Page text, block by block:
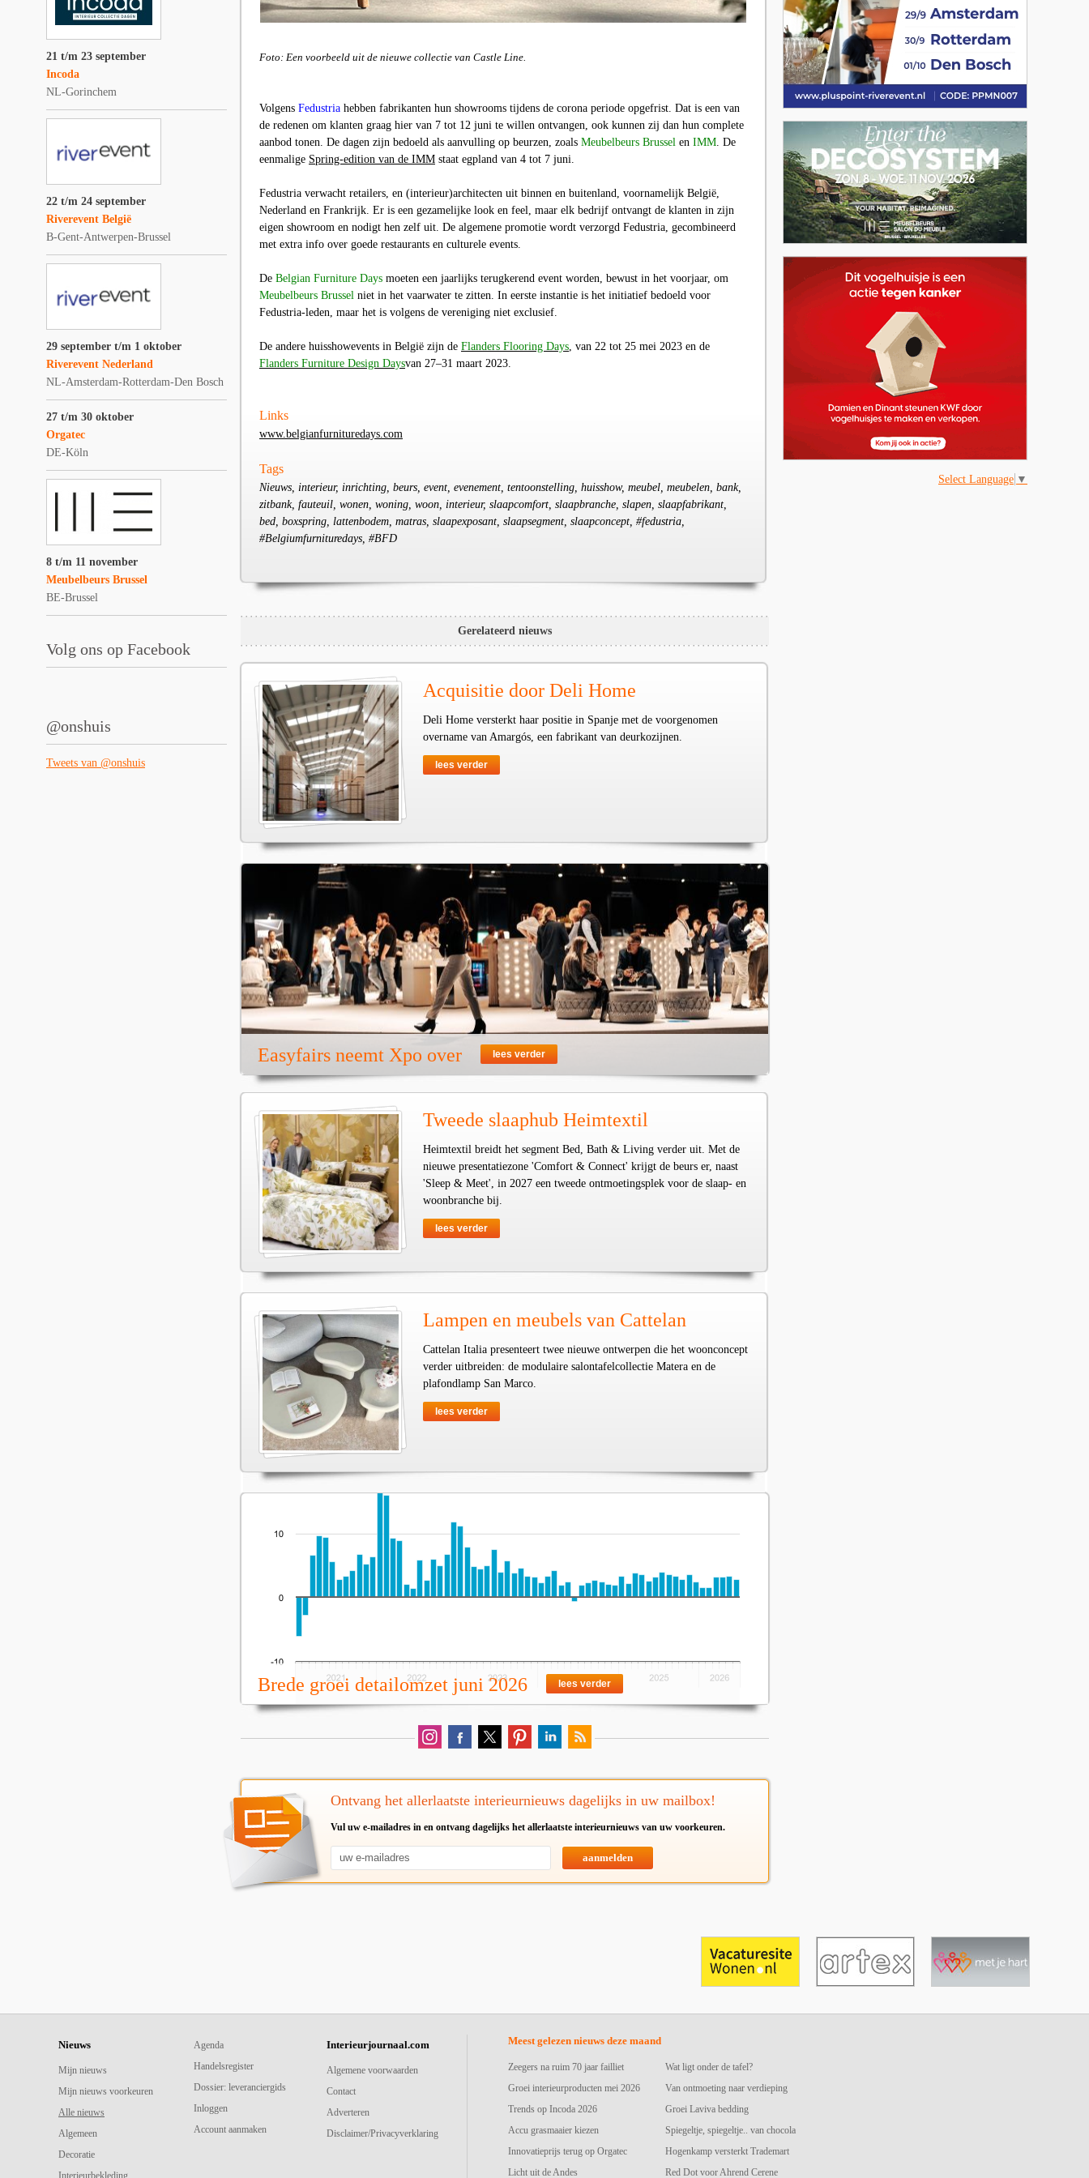
21 t/m 23 september
Incoda
NL-Gorinchem
22 t/m 24 september
Riverevent België
B-Gent-Antwerpen-Brussel
29 september t/m 1 oktober
Riverevent Nederland
NL-Amsterdam-Rotterdam-Den Bosch
27 t/m 30 oktober
Orgatec
DE-Köln
8 t/m 11 november
Meubelbeurs Brussel
BE-Brussel
Volg ons op Facebook
@onshuis
Tweets van @onshuis
Foto: Een voorbeeld uit de nieuwe collectie van Castle Line.
Volgens Fedustria hebben fabrikanten hun showrooms tijdens de corona periode opgefrist. Dat is een van
de redenen om klanten graag hier van 7 tot 12 juni te willen ontvangen, ook kunnen zij dan hun complete
aanbod tonen. De dagen zijn bedoeld als aanvulling op beurzen, zoals Meubelbeurs Brussel en IMM. De
eenmalige Spring-edition van de IMM staat egpland van 4 tot 7 juni.
Fedustria verwacht retailers, en (interieur)architecten uit binnen en buitenland, voornamelijk België,
Nederland en Frankrijk. Er is een gezamelijke look en feel, maar elk bedrijf ontvangt de klanten in zijn
eigen showroom en nodigt hen zelf uit. De algemene promotie wordt verzorgd Fedustria, gecombineerd
met extra info over goede restaurants en culturele events.
De Belgian Furniture Days moeten een jaarlijks terugkerend event worden, bewust in het voorjaar, om
Meubelbeurs Brussel niet in het vaarwater te zitten. In eerste instantie is het initiatief bedoeld voor
Fedustria-leden, maar het is volgens de vereniging niet exclusief.
De andere huisshowevents in België zijn de Flanders Flooring Days, van 22 tot 25 mei 2023 en de
Flanders Furniture Design Daysvan 27–31 maart 2023.
Links
www.belgianfurnituredays.com
Tags
Nieuws, interieur, inrichting, beurs, event, evenement, tentoonstelling, huisshow, meubel, meubelen, bank,
zitbank, fauteuil, wonen, woning, woon, interieur, slaapcomfort, slaapbranche, slapen, slaapfabrikant,
bed, boxspring, lattenbodem, matras, slaapexposant, slaapsegment, slaapconcept, #fedustria,
#Belgiumfurnituredays, #BFD
Gerelateerd nieuws
Acquisitie door Deli Home
Deli Home versterkt haar positie in Spanje met de voorgenomen
overname van Amargós, een fabrikant van deurkozijnen.
lees verder
Easyfairs neemt Xpo over lees verder
Tweede slaaphub Heimtextil
Heimtextil breidt het segment Bed, Bath & Living verder uit. Met de
nieuwe presentatiezone 'Comfort & Connect' krijgt de beurs er, naast
'Sleep & Meet', in 2027 een tweede ontmoetingsplek voor de slaap- en
woonbranche bij.
lees verder
Lampen en meubels van Cattelan
Cattelan Italia presenteert twee nieuwe ontwerpen die het woonconcept
verder uitbreiden: de modulaire salontafelcollectie Matera en de
plafondlamp San Marco.
lees verder
Brede groei detailomzet juni 2026 lees verder
Ontvang het allerlaatste interieurnieuws dagelijks in uw mailbox!
Vul uw e-mailadres in en ontvang dagelijks het allerlaatste interieurnieuws van uw voorkeuren.
aanmelden
Select Language ▼
Nieuws
Mijn nieuws
Mijn nieuws voorkeuren
Alle nieuws
Algemeen
Decoratie
Interieurbekleding
Agenda
Handelsregister
Dossier: leveranciergids
Inloggen
Account aanmaken
Interieurjournaal.com
Algemene voorwaarden
Contact
Adverteren
Disclaimer/Privacyverklaring
Meest gelezen nieuws deze maand
Zeegers na ruim 70 jaar failliet
Groei interieurproducten mei 2026
Trends op Incoda 2026
Accu grasmaaier kiezen
Innovatieprijs terug op Orgatec
Licht uit de Andes
Wat ligt onder de tafel?
Van ontmoeting naar verdieping
Groei Laviva bedding
Spiegeltje, spiegeltje.. van chocola
Hogenkamp versterkt Trademart
Red Dot voor Ahrend Cerene